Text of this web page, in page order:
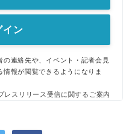
イン
連絡先や、イベント・記者会見
報が閲覧できるようになりま
レスリリース受信に関するご案内